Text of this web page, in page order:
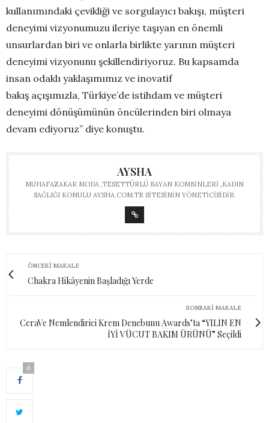
kullanımındaki çevikliği ve sorgulayıcı bakışı, müşteri
deneyimi vizyonumuzu ileriye taşıyan en önemli
unsurlardan biri ve onlarla birlikte yarının müşteri
deneyimi vizyonunu şekillendiriyoruz. Bu kapsamda
insan odaklı yaklaşımımız ve inovatif
bakış açışımızla, Türkiye’de istihdam ve müşteri
deneyimi dönüşümünün öncülerinden biri olmaya
devam ediyoruz” diye konuştu.
AYSHA
MUHAFAZAKAR MODA ,TESETTÜRLÜ BAYAN KOMBINLERI ,KADIN
SAĞLIĞI KONULU AYSHA.COM.TR SITESININ YÖNETICISIDIR.
ÖNCEKI MAKALE
Chakra Hikâyenin Başladığı Yerde
SONRAKI MAKALE
CeraVe Nemlendirici Krem Denebunu Awards’ta “YILIN EN
İYİ VÜCUT BAKIM ÜRÜNÜ” Seçildi
0